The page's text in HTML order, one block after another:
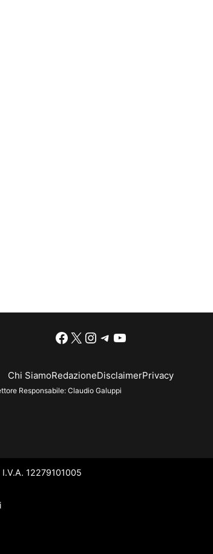
Facebook
X Instagram
Telegram
YouTube
Chi SiamoRedazioneDisclaimerPrivacy
Responsabile: Claudio Galuppi
12279101005